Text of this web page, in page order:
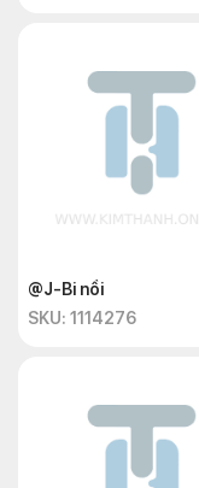
@J-Bi nồi
SKU: 1114276